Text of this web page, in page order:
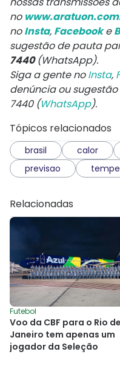
no
noInsta, Facebooke
sugestão de pauta
7440(WhatsApp).
Siga a gente noInsta,
denúncia ou
7440 (WhatsApp).
Tópicos relacionados
brasil calor
previsao
Relacionadas
Futebol
Voo da CBF para o Rio de
Janeiro tem apenas um
jogador da Seleção